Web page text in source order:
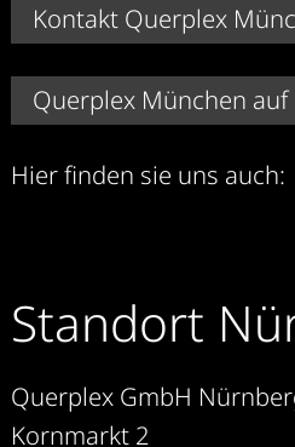
Kontakt Querplex
Querplex München
Hier finden sie uns auch:
Standort
Querplex GmbH
Kornmarkt 2